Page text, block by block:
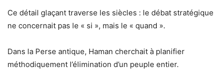
Ce détail glaçant traverse les siècles : le débat stratégique
ne concernait pas le « si », mais le « quand ».
Dans la Perse antique, Haman cherchait à planifier
méthodiquement l’élimination d’un peuple entier.